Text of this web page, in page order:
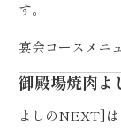
す。
宴会コースメニ
御殿場焼肉
よしのNEXT]は